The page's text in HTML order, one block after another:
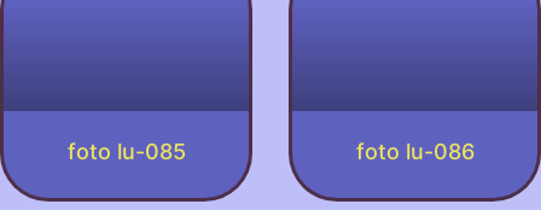
foto lu-085 foto lu-086